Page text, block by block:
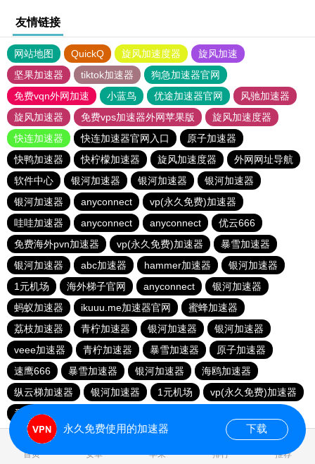
友情链接
网站地图 QuickQ 旋风加速度器
旋风加速
坚果加速器
tiktok加速器
狗急加速器官网
免费vqn外网加速
小蓝鸟 优途加速器官网
风驰加速器
旋风加速器
免费vps加速器外网苹果版
旋风加速度器
快连加速器
快连加速器官网入口
原子加速器
快鸭加速器
快柠檬加速器 旋风加速度器
外网网址导航
软件中心
银河加速器 银河加速器
银河加速器
银河加速器
anyconnect
vp(永久免费)加速器
哇哇加速器
anyconnect anyconnect
优云666
免费海外pvn加速器
vp(永久免费)加速器
暴雪加速器
银河加速器
abc加速器 hammer加速器
银河加速器
1元机场
海外梯子官网 anyconnect
银河加速器
蚂蚁加速器
ikuuu.me加速器官网
蜜蜂加速器
荔枝加速器
青柠加速器 银河加速器
银河加速器
veee加速器
青柠加速器 暴雪加速器
原子加速器
速鹰666
暴雪加速器 银河加速器
海鸥加速器
纵云梯加速器
银河加速器 1元机场
vp(永久免费)加速器
番石榴加速器
首页 安卓 苹果 排行 推荐
永久免费使用的加速器 下载
0.029346s